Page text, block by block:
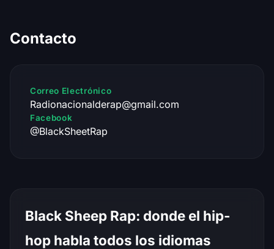
Contacto
Correo Electrónico
Radionacionalderap@gmail.com
Facebook
@BlackSheetRap
Black Sheep Rap: donde el hip-
hop habla todos los idiomas